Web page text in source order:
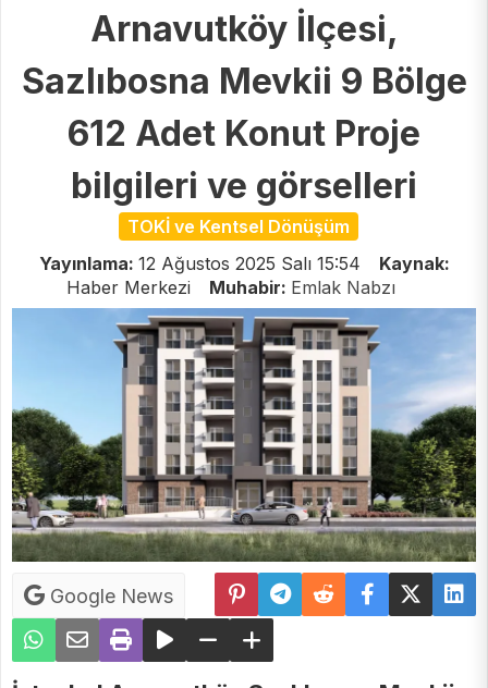
Arnavutköy İlçesi,
Sazlıbosna Mevkii 9 Bölge
612 Adet Konut Proje
bilgileri ve görselleri
TOKİ ve Kentsel Dönüşüm
Yayınlama: 12 Ağustos 2025 Salı 15:54
Kaynak:
Haber Merkezi
Muhabir: Emlak Nabzı
Google News